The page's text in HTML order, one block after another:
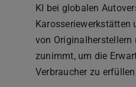
KI bei globalen
Karosseriewerkstätten
von Originalherstellern
zunimmt, um die
Verbraucher zu